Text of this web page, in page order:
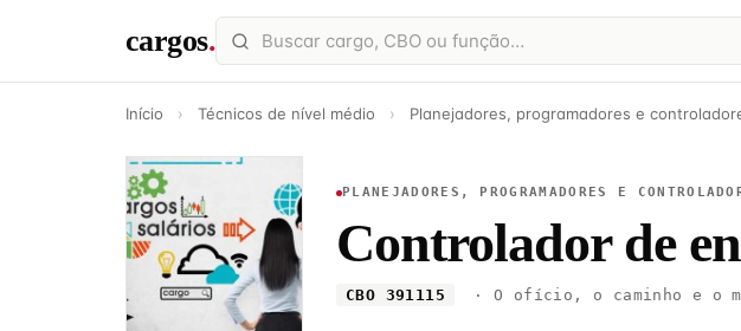
cargos.
Início › Técnicos de nível médio › Planejadores, programadores e
PLANEJADORES, PROGRAMADORES E
Controlador de
CBO 391115 · O ofício, o caminho e o